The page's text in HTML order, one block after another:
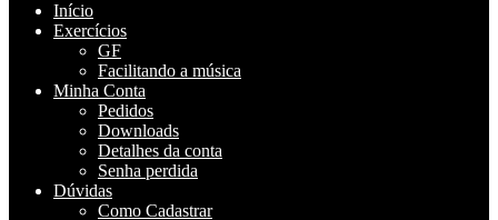
Início
Exercícios
GF
Facilitando a música
Minha Conta
Pedidos
Downloads
Detalhes da conta
Senha perdida
Dúvidas
Como Cadastrar